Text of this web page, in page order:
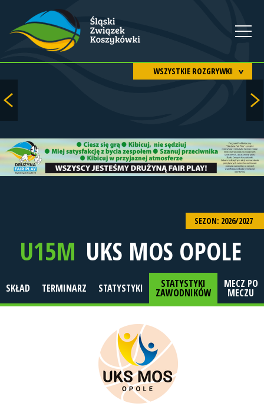
WSZYSTKIE ROZGRYWKI
SEZON: 2026/2027
U15M UKS MOS OPOLE
SKŁAD TERMINARZ STATYSTYKI STATYSTYKI
ZAWODNIKÓW
MECZ PO
MECZU